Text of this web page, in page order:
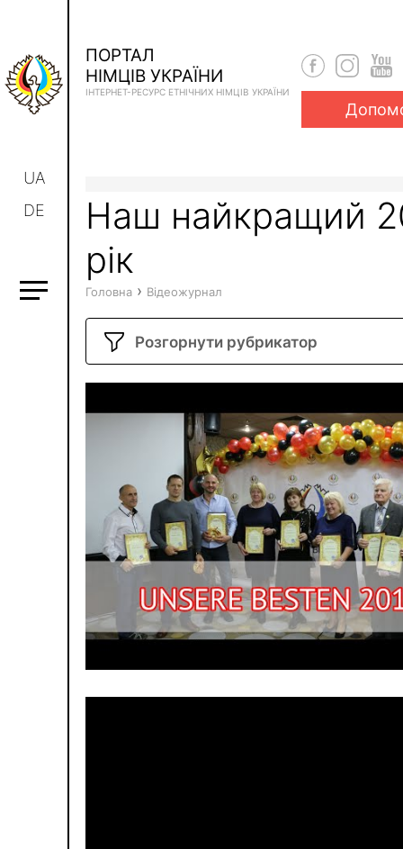
UA
DE
ПОРТАЛ
НІМЦІВ УКРАЇНИ
ІНТЕРНЕТ-РЕСУРС ЕТНІЧНИХ НІМЦІВ УКРАЇНИ
Наш найкращий
рік
Головна › Відеожурнал
Розгорнути рубрикатор